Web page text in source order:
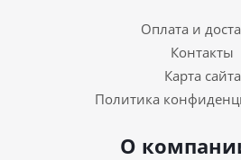
Оплата и
Контакты
Карта сайта
Политика
О